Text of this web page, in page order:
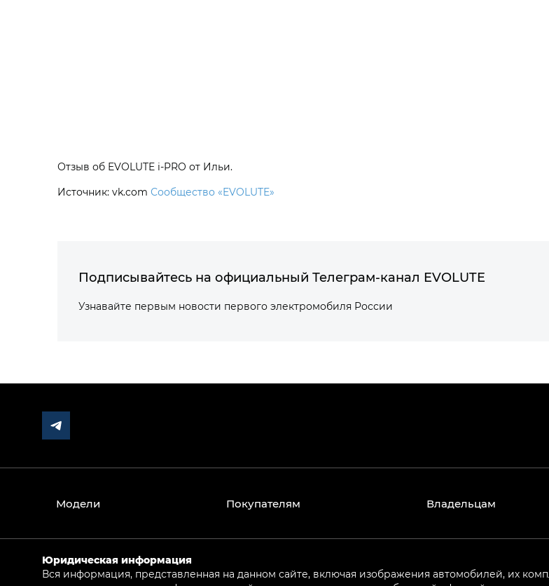
Отзыв об EVOLUTE i‑PRO от Ильи.
Источник: vk.com Сообщество «EVOLUTE»
Подписывайтесь на официальный Телеграм-канал EVOLUTE
Узнавайте первым новости первого электромобиля России
Модели Покупателям Владельцам
Юридическая информация
Вся информация, представленная на данном сайте, включая изображения автомобилей, их